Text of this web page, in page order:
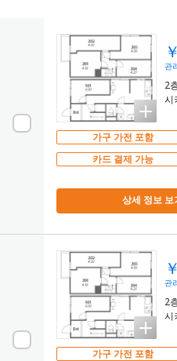
관
2
시
가구 가전 포함
카드 결제 가능
상세 정보 보
관
2
시
가구 가전 포함